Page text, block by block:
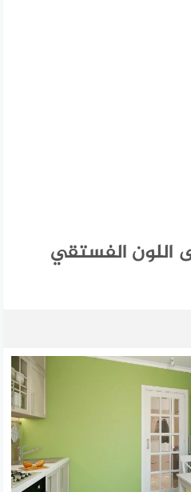
اللون الفستقي